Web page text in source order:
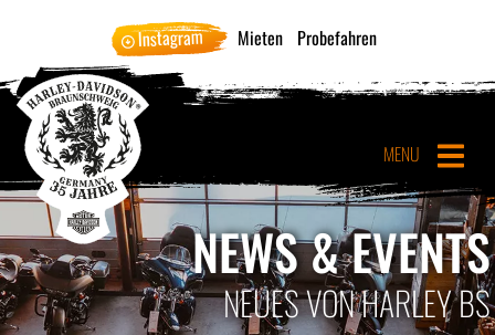
Instagram Mieten Probefahren
MENU
NEWS & EVENTS
NEUES VON HARLEY BS